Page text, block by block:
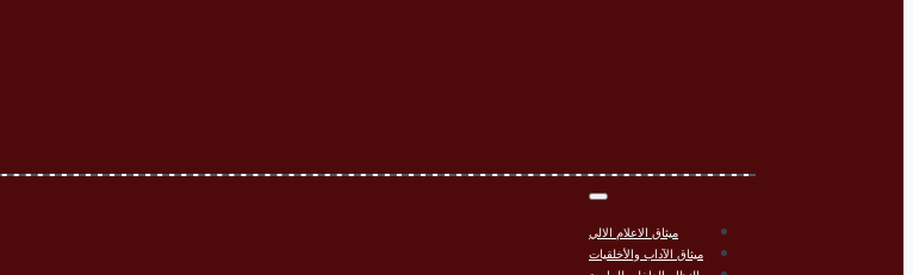
ميثاق الاعلام الالي
ميثاق الآداب والأخلقيات